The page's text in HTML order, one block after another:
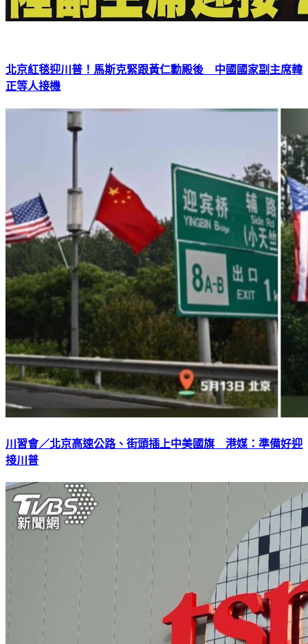
北京紅毯迎川普！馬斯克緊跟黃仁勳殿後 中國國家副主席韓
正等人接機
川習會／北京高速公路、街頭插上中美國旗 港媒：準備好迎
接川普